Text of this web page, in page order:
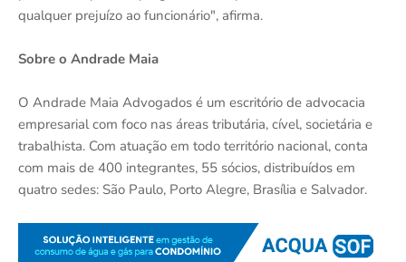
qualquer prejuízo ao funcionário", afirma.
Sobre o Andrade Maia
O Andrade Maia Advogados é um escritório de advocacia
empresarial com foco nas áreas tributária, cível, societária e
trabalhista. Com atuação em todo território nacional, conta
com mais de 400 integrantes, 55 sócios, distribuídos em
quatro sedes: São Paulo, Porto Alegre, Brasília e Salvador.